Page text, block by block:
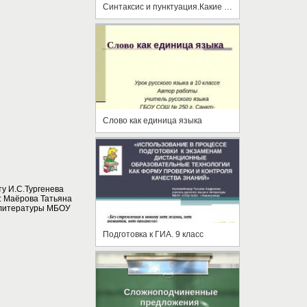
И.С.Тургенева
Маёрова Татьяна
литературы МБОУ
Синтаксис и пунктуация.Какие бывают предложения
Слово как единица языка
Подготовка к ГИА. 9 класс